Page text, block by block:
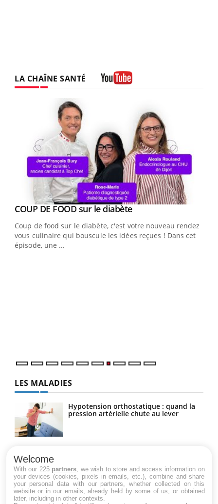
LA CHAÎNE SANTÉ
Youtube
COUP DE FOOD sur le diabèteYoutube
Coup de food sur le diabète, c'est votre nouveau rendez-
vous culinaire qui bouscule les idées reçues ! Dans cet
épisode, une ...
LES MALADIES
Hypotension orthostatique : quand la
pression artérielle chute au lever
Maladie de Charcot (Sclérose latérale
amyotrophique)
Welcome
With our 225 partners , we wish to store and access information on
your devices (cookies, pixels in emails, etc.), combine and share
your personal data with our partners, whether collected on this
website or in our emails, already held by some of us, or obtained
later, including in other contexts.